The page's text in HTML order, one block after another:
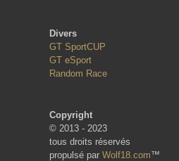
Divers
GT SportCUP
GT eSport
Random Race
Copyright
© 2013 - 2023
tous droits réservés
propulsé par Wolf18.com™